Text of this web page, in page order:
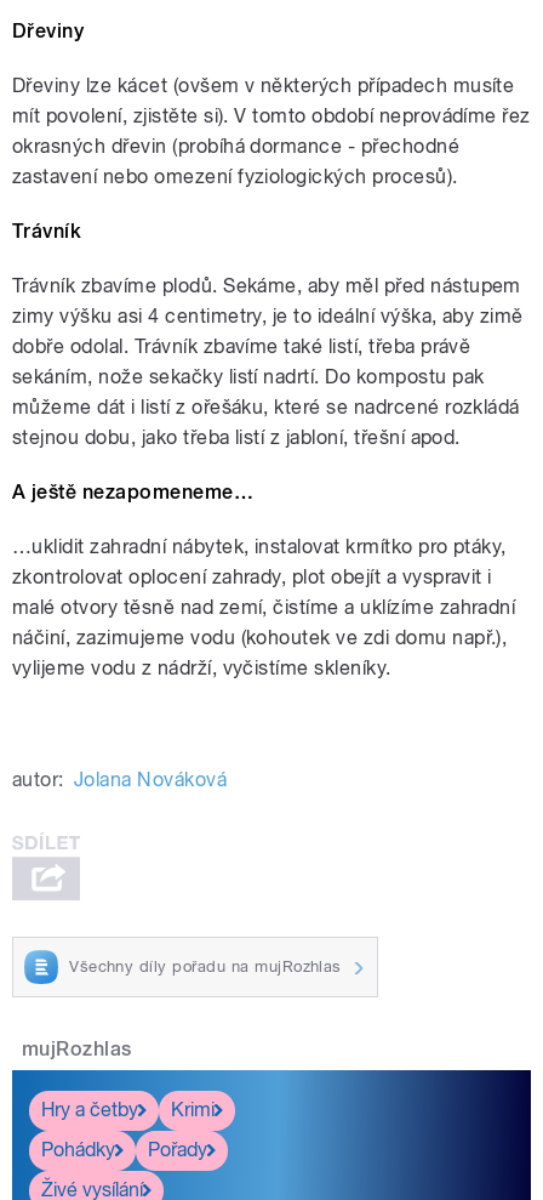
Dřeviny
Dřeviny lze kácet (ovšem v některých případech musíte
mít povolení, zjistěte si). V tomto období neprovádíme řez
okrasných dřevin (probíhá dormance - přechodné
zastavení nebo omezení fyziologických procesů).
Trávník
Trávník zbavíme plodů. Sekáme, aby měl před nástupem
zimy výšku asi 4 centimetry, je to ideální výška, aby zimě
dobře odolal. Trávník zbavíme také listí, třeba právě
sekáním, nože sekačky listí nadrtí. Do kompostu pak
můžeme dát i listí z ořešáku, které se nadrcené rozkládá
stejnou dobu, jako třeba listí z jabloní, třešní apod.
A ještě nezapomeneme…
…uklidit zahradní nábytek, instalovat krmítko pro ptáky,
zkontrolovat oplocení zahrady, plot obejít a vyspravit i
malé otvory těsně nad zemí, čistíme a uklízíme zahradní
náčiní, zazimujeme vodu (kohoutek ve zdi domu např.),
vylijeme vodu z nádrží, vyčistíme skleníky.
autor: Jolana Nováková
Všechny díly pořadu na mujRozhlas
mujRozhlas
Hry a četby
Krimi
Pohádky
Pořady
Živé vysílání